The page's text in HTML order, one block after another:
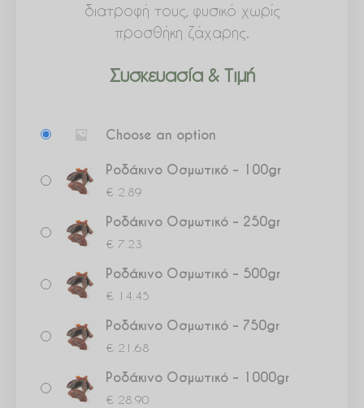
διατροφή τους, φυσικό χωρίς
προσθήκη ζάχαρης.
Συσκευασία & Τιμή
Choose an option
Ροδάκινο Οσμωτικό – 100gr
€ 2.89
Ροδάκινο Οσμωτικό – 250gr
€ 7.23
Ροδάκινο Οσμωτικό – 500gr
€ 14.45
Ροδάκινο Οσμωτικό – 750gr
€ 21.68
Ροδάκινο Οσμωτικό – 1000gr
€ 28.90
Οσμωτικό